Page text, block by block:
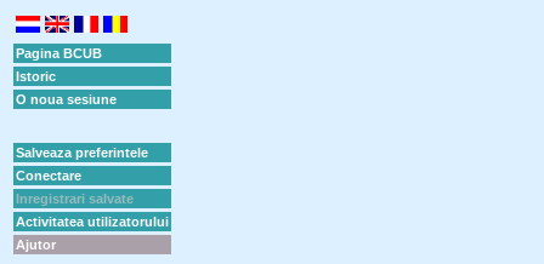
Pagina BCUB
Istoric
O noua sesiune
Salveaza preferintele
Conectare
Inregistrari salvate
Activitatea utilizatorului
Ajutor